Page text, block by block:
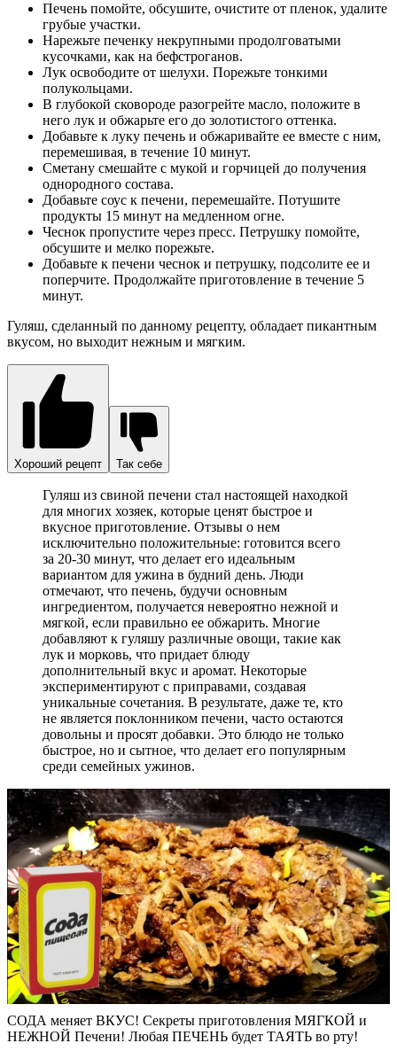
Печень помойте, обсушите, очистите от пленок, удалите
грубые участки.
Нарежьте печенку некрупными продолговатыми
кусочками, как на бефстроганов.
Лук освободите от шелухи. Порежьте тонкими
полукольцами.
В глубокой сковороде разогрейте масло, положите в
него лук и обжарьте его до золотистого оттенка.
Добавьте к луку печень и обжаривайте ее вместе с ним,
перемешивая, в течение 10 минут.
Сметану смешайте с мукой и горчицей до получения
однородного состава.
Добавьте соус к печени, перемешайте. Потушите
продукты 15 минут на медленном огне.
Чеснок пропустите через пресс. Петрушку помойте,
обсушите и мелко порежьте.
Добавьте к печени чеснок и петрушку, подсолите ее и
поперчите. Продолжайте приготовление в течение 5
минут.
Гуляш, сделанный по данному рецепту, обладает пикантным
вкусом, но выходит нежным и мягким.
Хороший рецепт Так себе
Гуляш из свиной печени стал настоящей находкой
для многих хозяек, которые ценят быстрое и
вкусное приготовление. Отзывы о нем
исключительно положительные: готовится всего
за 20-30 минут, что делает его идеальным
вариантом для ужина в будний день. Люди
отмечают, что печень, будучи основным
ингредиентом, получается невероятно нежной и
мягкой, если правильно ее обжарить. Многие
добавляют к гуляшу различные овощи, такие как
лук и морковь, что придает блюду
дополнительный вкус и аромат. Некоторые
экспериментируют с приправами, создавая
уникальные сочетания. В результате, даже те, кто
не является поклонником печени, часто остаются
довольны и просят добавки. Это блюдо не только
быстрое, но и сытное, что делает его популярным
среди семейных ужинов.
СОДА меняет ВКУС! Секреты приготовления МЯГКОЙ и
НЕЖНОЙ Печени! Любая ПЕЧЕНЬ будет ТАЯТЬ во рту!